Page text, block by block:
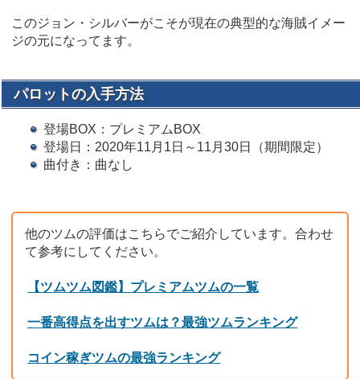
このジョン・シルバーがこそが現在の典型的な海賊イメー
ジの元になってます。
パロットの入手方法
登場BOX：プレミアムBOX
登場日：2020年11月1日～11月30日（期間限定）
曲付き：曲なし
他のツムの評価はこちらでご紹介しています。合わせ
て参考にしてください。
【ツムツム図鑑】プレミアムツムの一覧
一番高得点を出すツムは？最強ツムランキング
コイン稼ぎツムの最強ランキング